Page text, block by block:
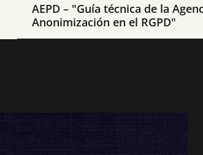
AEPD – "Guía técnica de la
Anonimización en el RGPD"